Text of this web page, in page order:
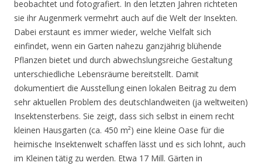
beobachtet und fotografiert. In den letzten Jahren richteten
sie ihr Augenmerk vermehrt auch auf die Welt der Insekten.
Dabei erstaunt es immer wieder, welche Vielfalt sich
einfindet, wenn ein Garten nahezu ganzjährig blühende
Pflanzen bietet und durch abwechslungsreiche Gestaltung
unterschiedliche Lebensräume bereitstellt. Damit
dokumentiert die Ausstellung einen lokalen Beitrag zu dem
sehr aktuellen Problem des deutschlandweiten (ja weltweiten)
Insektensterbens. Sie zeigt, dass sich selbst in einem recht
kleinen Hausgarten (ca. 450 m²) eine kleine Oase für die
heimische Insektenwelt schaffen lässt und es sich lohnt, auch
im Kleinen tätig zu werden. Etwa 17 Mill. Gärten in